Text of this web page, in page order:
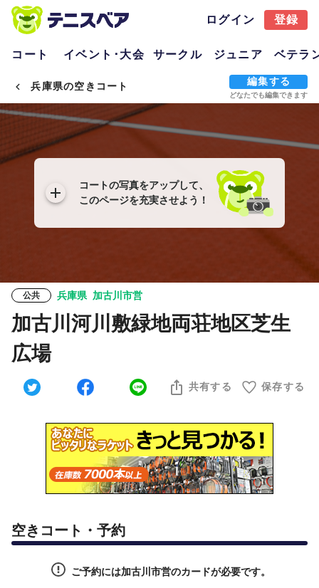
ログイン 登録
コート イベント･大会 サークル ジュニア ベテラ
兵庫県の空きコート 編集する
どなたでも編集できます
コートの写真をアップして、
このページを充実させよう！
公共 兵庫県 加古川市営
加古川河川敷緑地両荘地区芝生
広場
共有する 保存する
空きコート・予約
ご予約には加古川市営のカードが必要です。